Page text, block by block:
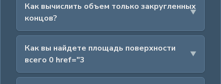
Как вычислить объем только закругленных
концов?
Как вы найдете площадь поверхности
всего 0 href="3